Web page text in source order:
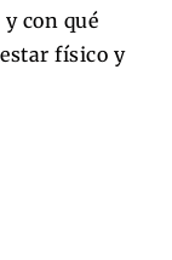
con qué
físico y